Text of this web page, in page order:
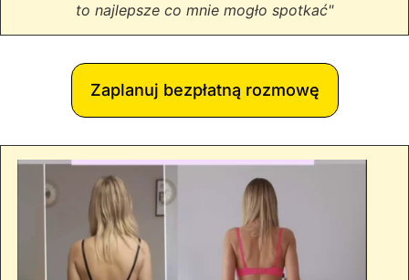
to najlepsze co mnie mogło spotkać"
Zaplanuj bezpłatną rozmowę